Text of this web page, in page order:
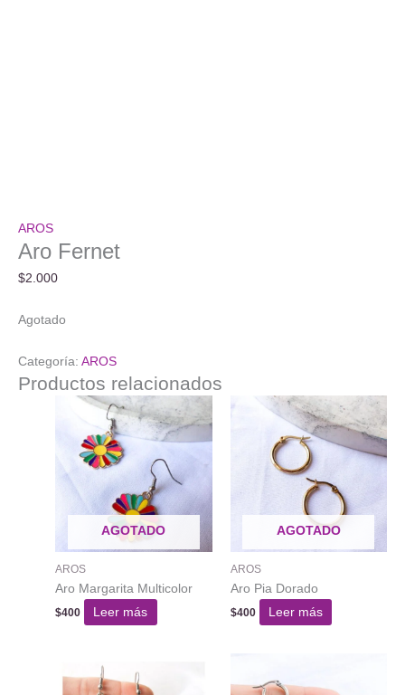
AROS
Aro Fernet
$2.000
Agotado
Categoría: AROS
Productos relacionados
AGOTADO
AROS
Aro Margarita Multicolor
$400 Leer más
AGOTADO
AROS
Aro Pia Dorado
$400 Leer más